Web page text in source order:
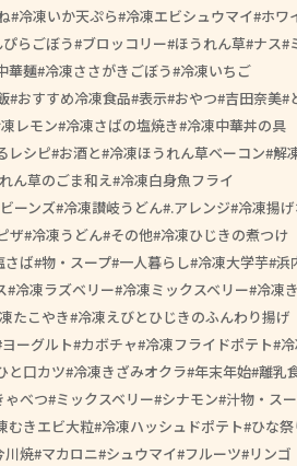
冷凍いか天ぷら 冷凍エビシュウマイ ホワ
らごぼう ブロッコリー ほうれん草 ナス
華麺 冷凍ささがきごぼう 冷凍いちご
おすすめ冷凍食品 表示 おやつ 吉田奈美
レモン 冷凍さばの塩焼き 冷凍中華丼の具
レシピ お酒と 冷凍ほうれん草ベーコン 解
ん草のごま和え 冷凍白身魚フライ
ーンズ 冷凍讃岐うどん .アレンジ 冷凍揚
ザ 冷凍うどん その他 冷凍ひじきの煮つけ
さば 物・スープ 一人暮らし 冷凍大学芋 浜
冷凍ラズベリー 冷凍ミックスベリー 冷凍
たこやき 冷凍えびとひじきのふんわり揚げ
ヨーグルト カボチャ 冷凍フライドポテト
と口カツ 冷凍きざみオクラ 年末年始 離乳
ゃべつ ミックスベリー シナモン 汁物・ス
むきエビ大粒 冷凍ハッシュドポテト ひな祭
川焼 マカロニ シュウマイ フルーツ リンゴ